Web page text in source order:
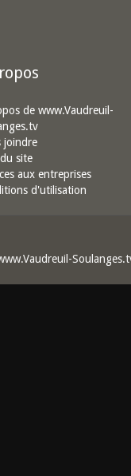
de www.Vaudreuil-
joindre
site
aux entreprises
d'utilisation